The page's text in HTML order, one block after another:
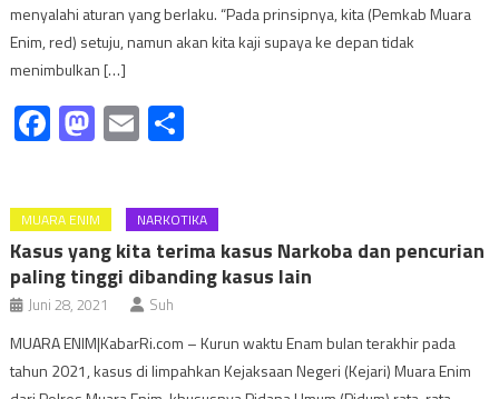
menyalahi aturan yang berlaku. “Pada prinsipnya, kita (Pemkab Muara
Enim, red) setuju, namun akan kita kaji supaya ke depan tidak
menimbulkan […]
Facebook
Mastodon
Email
MUARA ENIM NARKOTIKA
Kasus yang kita terima kasus Narkoba dan pencurian
paling tinggi dibanding kasus lain
Juni 28, 2021 Suh
MUARA ENIM|KabarRi.com – Kurun waktu Enam bulan terakhir pada
tahun 2021, kasus di limpahkan Kejaksaan Negeri (Kejari) Muara Enim